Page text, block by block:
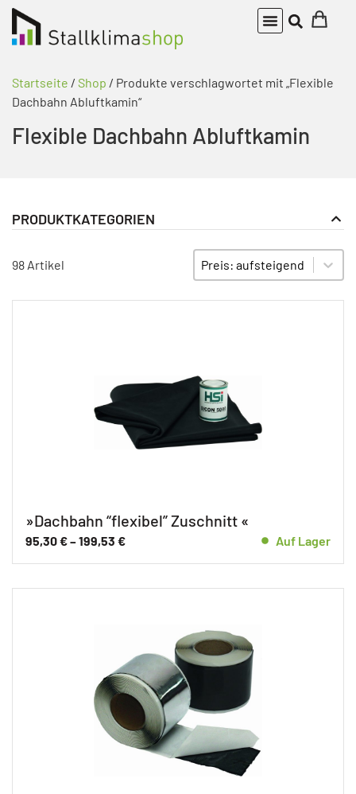
Startseite / Shop / Produkte verschlagwortet mit „Flexible
Dachbahn Abluftkamin“
Flexible Dachbahn Abluftkamin
PRODUKTKATEGORIEN
98 Artikel
SORTIEREN
Sort content
»Dachbahn “flexibel” Zuschnitt «
95,30€–199,53 € Auf Lager